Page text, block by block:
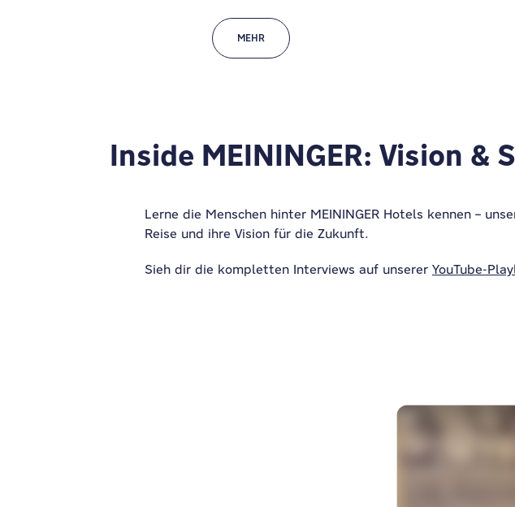
MEHR
Inside MEININGER: Vision &
Lerne die Menschen hinter MEININGER Hotels kennen –
Reise und ihre Vision für die Zukunft.
Sieh dir die kompletten Interviews auf unserer YouTube-